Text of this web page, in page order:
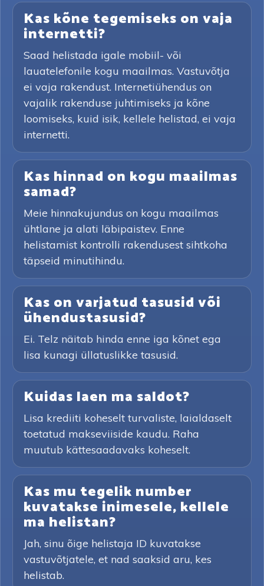
Kas kõne tegemiseks on vaja
internetti?
Saad helistada igale mobiil- või
lauatelefonile kogu maailmas. Vastuvõtja
ei vaja rakendust. Internetiühendus on
vajalik rakenduse juhtimiseks ja kõne
loomiseks, kuid isik, kellele helistad, ei vaja
internetti.
Kas hinnad on kogu maailmas
samad?
Meie hinnakujundus on kogu maailmas
ühtlane ja alati läbipaistev. Enne
helistamist kontrolli rakendusest sihtkoha
täpseid minutihindu.
Kas on varjatud tasusid või
ühendustasusid?
Ei. Telz näitab hinda enne iga kõnet ega
lisa kunagi üllatuslikke tasusid.
Kuidas laen ma saldot?
Lisa krediiti koheselt turvaliste, laialdaselt
toetatud makseviiside kaudu. Raha
muutub kättesaadavaks koheselt.
Kas mu tegelik number
kuvatakse inimesele, kellele
ma helistan?
Jah, sinu õige helistaja ID kuvatakse
vastuvõtjatele, et nad saaksid aru, kes
helistab.